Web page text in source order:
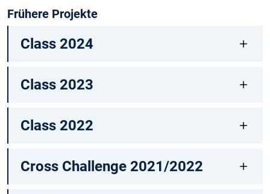
Frühere Projekte
Class 2024
Class 2023
Class 2022
Cross Challenge 2021/2022